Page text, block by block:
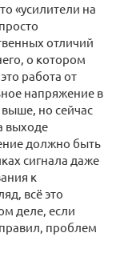
«усилители на
отличий
о котором
работа от
напряжение в
выше, но сейчас
выходе
должно быть
сигнала даже
к
всё это
деле, если
проблем